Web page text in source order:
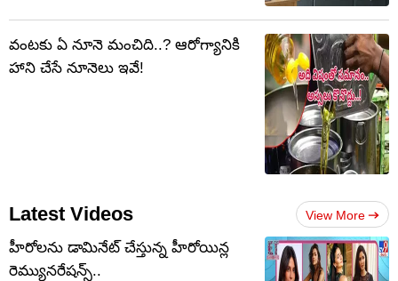
వంటకు ఏ నూనె మంచిది..? ఆరోగ్యానికి
హాని చేసే నూనెలు ఇవే!
Latest Videos View More
హీరోలను డామినేట్ చేస్తున్న హీరోయిన్ల
రెమ్యునరేషన్స్..